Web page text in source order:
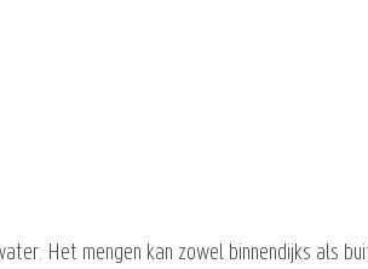
Het mengen kan zowel binnendijks als